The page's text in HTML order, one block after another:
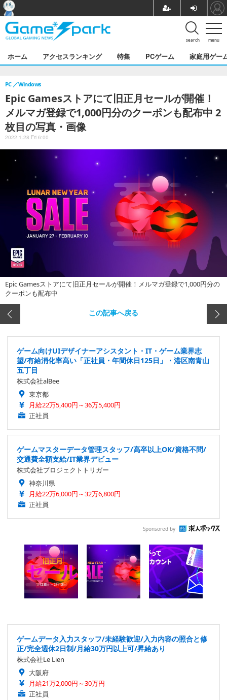
menu
search
ホーム アクセスランキング 特集 PCゲーム 家庭用ゲー
Epic Gamesストアにて旧正月セールが開催！
メルマガ登録で1,000円分のクーポンも配布中 2
枚目の写真・画像
PC Windows
2022.1.28 Fri 6:00
Epic Gamesストアにて旧正月セールが開催！メルマガ登録で1,000円分の
クーポンも配布中
この記事へ戻る
ゲーム向けUIデザイナーアシスタント・IT・ゲーム業界志
望/有給消化率高い「正社員・年間休日125日」・港区南青山
五丁目
株式会社alBee
東京都
月給22万5,400円～36万5,400円
正社員
ゲームマスターデータ管理スタッフ/高卒以上OK/資格不問/
交通費全額支給/IT業界デビュー
株式会社プロジェクトトリガー
神奈川県
月給22万6,000円～32万6,800円
正社員
Sponsored by
ゲームデータ入力スタッフ/未経験歓迎/入力内容の照合と修
正/完全週休2日制/月給30万円以上可/昇給あり
株式会社Le Lien
大阪府
月給21万2,000円～30万円
正社員